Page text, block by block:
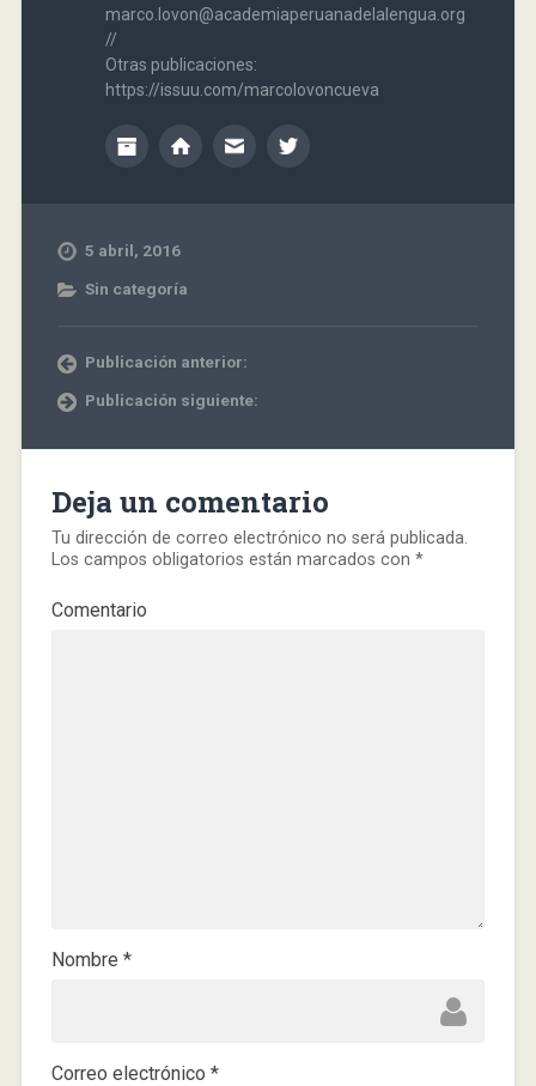
marco.lovon@academiaperuanadelalengua.org
//
Otras publicaciones:
https://issuu.com/marcolovoncueva
5 abril, 2016
Sin categoría
Publicación anterior:
Publicación siguiente:
Deja un comentario
Tu dirección de correo electrónico no será publicada.
Los campos obligatorios están marcados con *
Comentario
Nombre *
Correo electrónico *